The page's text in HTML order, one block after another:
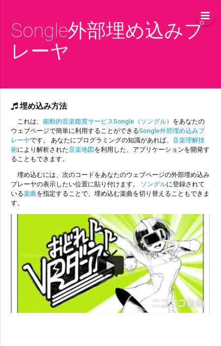
Songle外部埋め込みプ
レーヤ
埋め込み方法
これは、能動的音楽鑑賞サービスSongle（ソングル） をあなたの
ウェブページで簡単に利用することができるSongle外部埋め込みプ
レーヤです。 あなたにプログラミングの知識があれば、音楽理解技
術により解析された音楽地図を利用した、アプリケーションを開発す
ることもできます。
埋め込むには、次のコードをあなたのウェブページの外部埋め込み
プレーヤの表示したい位置に貼り付けます。 ソングルに登録されて
いる楽曲を指定することで、埋め込む楽曲を切り替えることもできま
す。